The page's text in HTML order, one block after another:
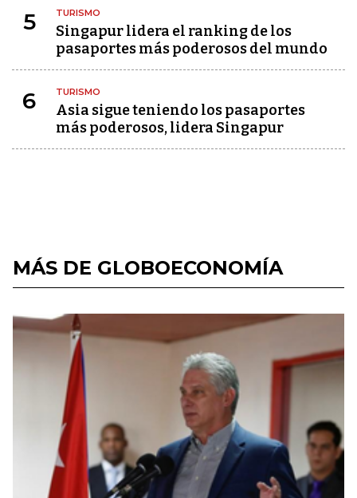
5 TURISMO
Singapur lidera el ranking de los
pasaportes más poderosos del mundo
6 TURISMO
Asia sigue teniendo los pasaportes
más poderosos, lidera Singapur
MÁS DE GLOBOECONOMÍA